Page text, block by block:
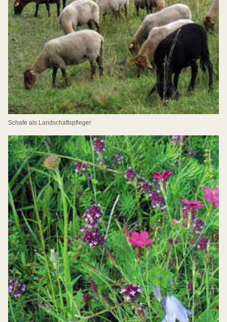
Schafe als Landschaftspfleger